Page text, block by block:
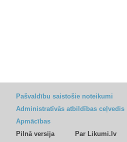
Pašvaldību saistošie noteikumi
Administratīvās atbildības ceļvedis
Apmācības
Pilnā versija
Par Likumi.lv